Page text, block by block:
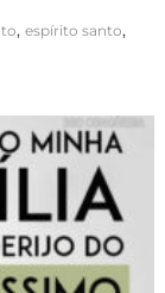
, espírito santo,